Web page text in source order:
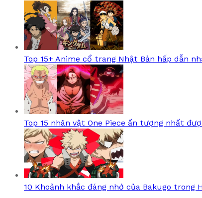
Top 15+ Anime cổ trang Nhật Bản hấp dẫn
Top 15 nhân vật One Piece ấn tượng nhất
10 Khoảnh khắc đáng nhớ của Bakugo trong